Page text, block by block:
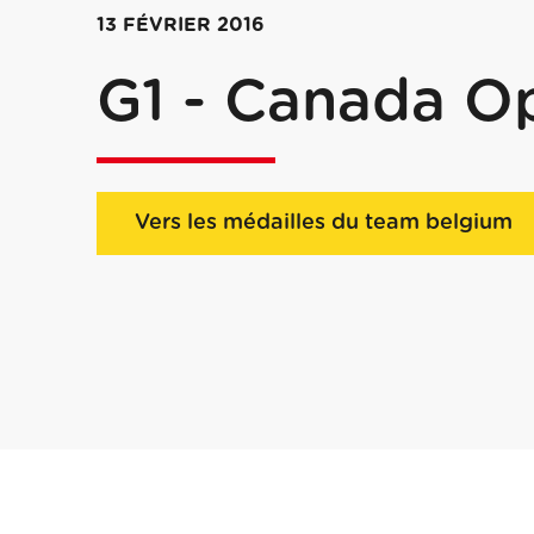
13 FÉVRIER 2016
G1 - Canada
Vers les médailles du team belgium